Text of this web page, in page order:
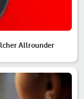
Allrounder